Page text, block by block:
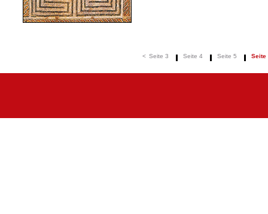
< Seite 3 Seite 4 Seite 5 Seite